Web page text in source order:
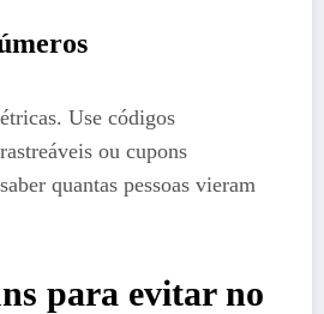
Use códigos
ou cupons
quantas pessoas vieram
para evitar no